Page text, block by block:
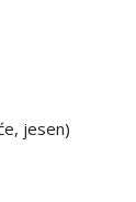
jesen)